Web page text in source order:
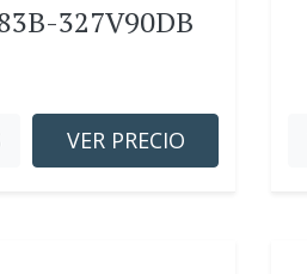
327V90DB
VER PRECIO